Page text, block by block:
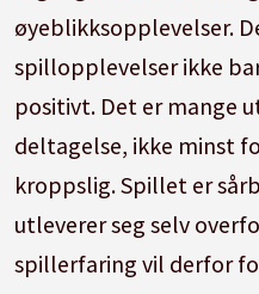
øyeblikksopplevelser.
spillopplevelser ikke
positivt. Det er mange
deltagelse, ikke minst
kroppslig. Spillet er
utleverer seg selv
spillerfaring vil derfor